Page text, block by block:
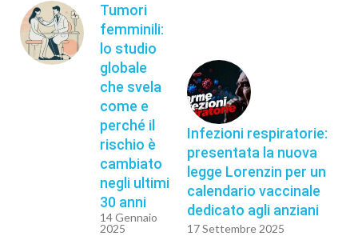
Tumori
femminili:
lo studio
globale
che svela
come e
perché il
rischio è
cambiato
negli ultimi
30 anni
14 Gennaio
2025
Infezioni respiratorie:
presentata la nuova
legge Lorenzin per un
calendario vaccinale
dedicato agli anziani
17 Settembre 2025